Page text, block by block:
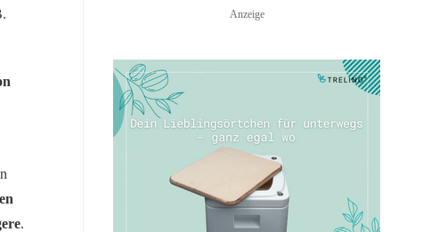
.
Anzeige